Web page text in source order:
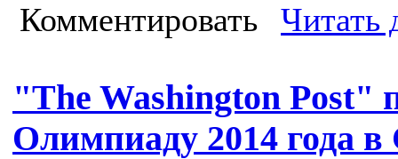
Комментировать
Читать
"The Washington Post"
Олимпиаду 2014 года в